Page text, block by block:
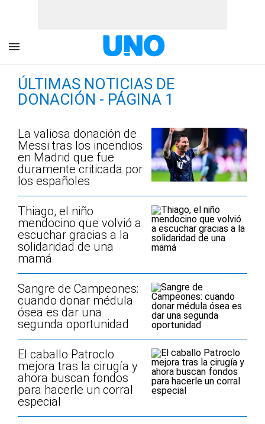
ÚLTIMAS NOTICIAS DE
DONACIÓN - PÁGINA 1
La valiosa donación de
Messi tras los incendios
en Madrid que fue
duramente criticada por
los españoles
Thiago, el niño
mendocino que volvió a
escuchar gracias a la
solidaridad de una
mamá
Sangre de Campeones:
cuando donar médula
ósea es dar una
segunda oportunidad
El caballo Patroclo
mejora tras la cirugía y
ahora buscan fondos
para hacerle un corral
especial